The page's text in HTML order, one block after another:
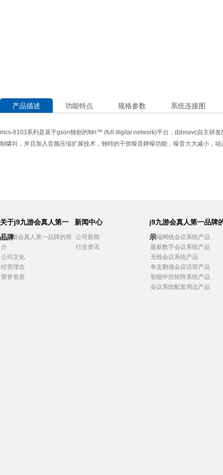
产品描述 功能特点 规格参数 系统连接图
mcs-8103系列是基于gson独创的fdn™ (full digital network)平台，由boavc自主研
制啸叫，并且加入音频压缩扩展技术，独特的干扰噪音静噪功能，噪音大大减小，
关于j9九游会真人第一
品牌
j9九游会真人第一品牌的简
介
公司文化
经营理念
荣誉资质
新闻中心
公司新闻
行业资讯
j9九游会真人第一品牌
示
高端网线会议系统产品
最新数字会议系统产品
无线会议系统产品
单支鹅颈会议话筒产品
智能中控矩阵系统产品
会议系统配套周边产品